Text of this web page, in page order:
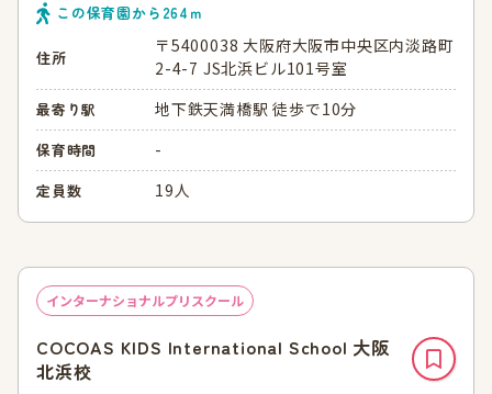
この保育園から 264 ｍ
住所
〒5400038 大阪府大阪市中央区内淡路町
2-4-7 JS北浜ビル101号室
最寄り駅 地下鉄天満橋駅 徒歩で10分
保育時間 -
定員数 19人
インターナショナルプリスクール
COCOAS KIDS International School 大阪
北浜校